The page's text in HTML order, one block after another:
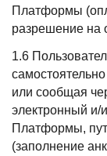
Платформы
разрешение на
1.6
или сообщая
электронный и/
Платформы,
(заполнение